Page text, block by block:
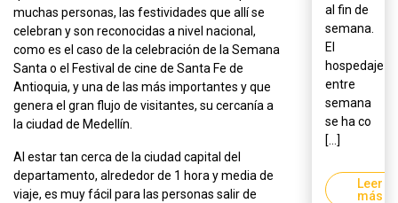
muchas personas, las festividades que allí se
celebran y son reconocidas a nivel nacional,
como es el caso de la celebración de la Semana
Santa o el Festival de cine de Santa Fe de
Antioquia, y una de las más importantes y que
genera el gran flujo de visitantes, su cercanía a
la ciudad de Medellín.
Al estar tan cerca de la ciudad capital del
departamento, alrededor de 1 hora y media de
viaje, es muy fácil para las personas salir de
al fin de
semana.
El
hospedaje
entre
semana
se ha co
[...]
Leer
más